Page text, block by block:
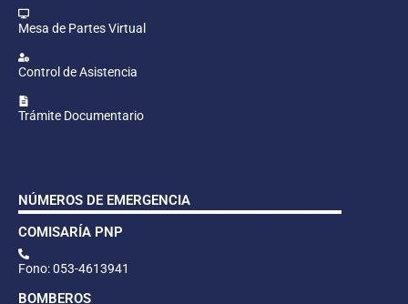
Mesa de Partes Virtual
Control de Asistencia
Trámite Documentario
NÚMEROS DE EMERGENCIA
COMISARÍA PNP
Fono: 053-4613941
BOMBEROS